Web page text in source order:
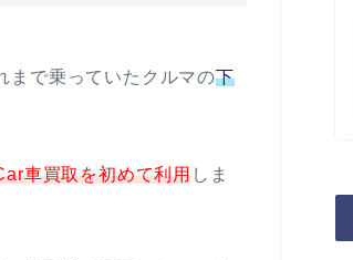
まで乗っていたクルマの下
車買取を初めて利用しま